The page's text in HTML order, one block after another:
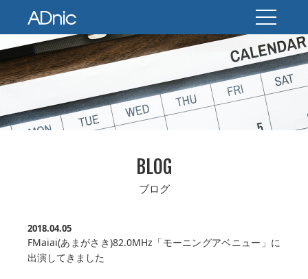
BLOG
ブログ
2018.04.05
FMaiai(あまがさき)82.0MHz「モーニングアベニュー」に
出演してきました